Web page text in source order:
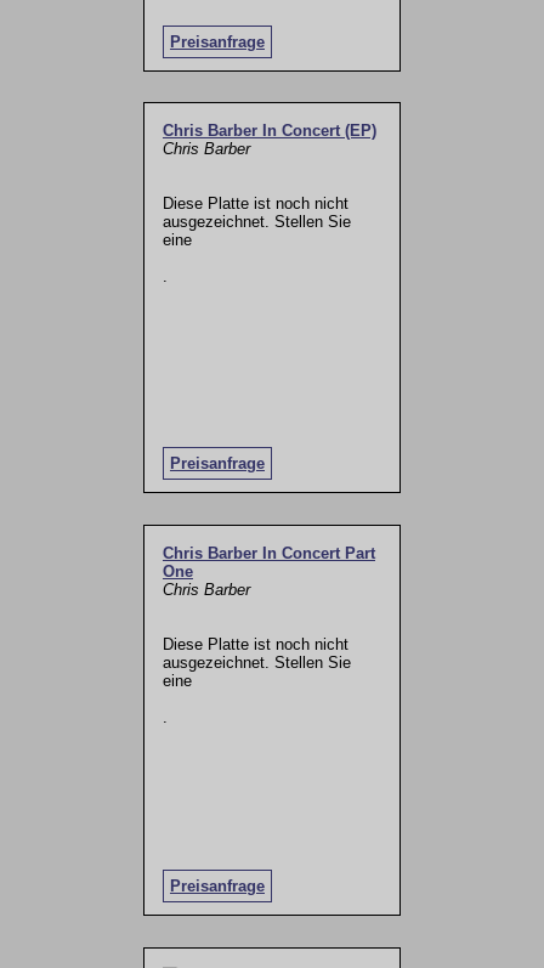
Preisanfrage
Chris Barber In Concert (EP)
Chris Barber
Diese Platte ist noch nicht
ausgezeichnet. Stellen Sie
eine
Preisanfrage
.
Chris Barber In Concert Part
One
Chris Barber
Diese Platte ist noch nicht
ausgezeichnet. Stellen Sie
eine
Preisanfrage
.